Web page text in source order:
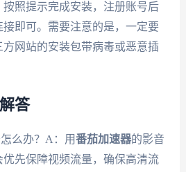
照提示完成安装，注册账号后
即可。需要注意的是，一定要
网站的安装包带病毒或恶意插
答
么办？A：用番茄加速器的影音
先保障视频流量，确保高清流